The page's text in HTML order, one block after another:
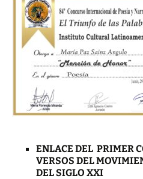
ENLACE DEL PRIMER
VERSOS DEL
DEL SIGLO XXI